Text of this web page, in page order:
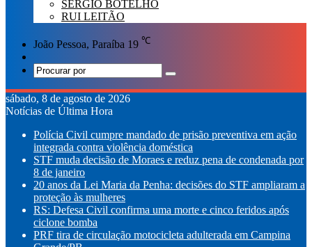
SÉRGIO BOTELHO
RUI LEITÃO
João Pessoa, Paraíba 19 ℃
skin
Procurar
por
sábado, 8 de agosto de 2026
Notícias de Última Hora
Polícia Civil cumpre mandado de prisão preventiva em ação
integrada contra violência doméstica
STF muda decisão de Moraes e reduz pena de condenada por
8 de janeiro
20 anos da Lei Maria da Penha: decisões do STF ampliaram a
proteção às mulheres
RS: Defesa Civil confirma uma morte e cinco feridos após
ciclone bomba
PRF tira de circulação motocicleta adulterada em Campina